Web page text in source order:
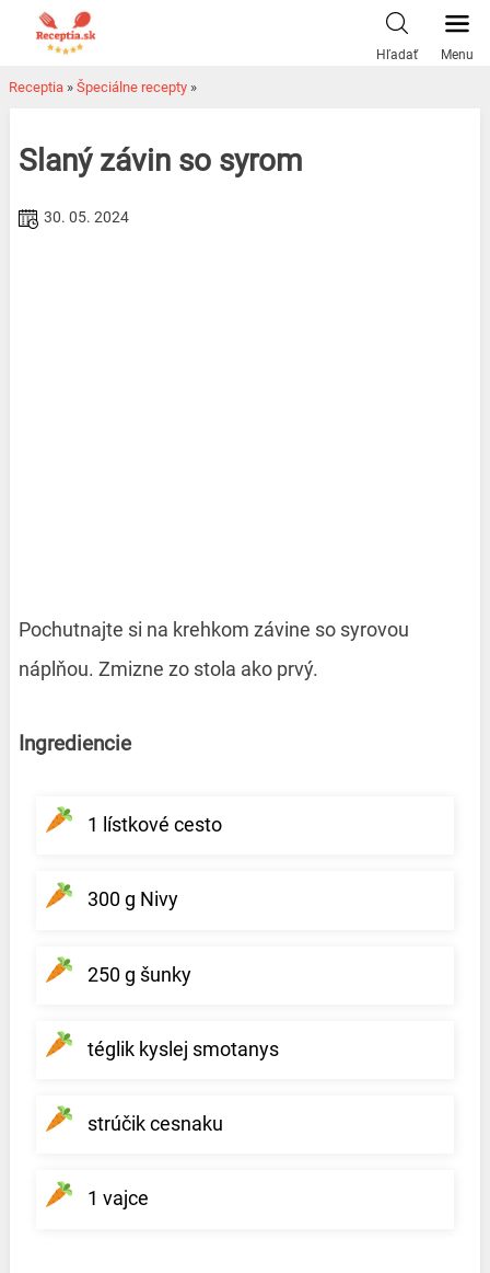
Hľadať Menu
Receptia » Špeciálne recepty »
Slaný závin so syrom
30. 05. 2024
Pochutnajte si na krehkom závine so syrovou
náplňou. Zmizne zo stola ako prvý.
Ingrediencie
1 lístkové cesto
300 g Nivy
250 g šunky
téglik kyslej smotanys
strúčik cesnaku
1 vajce